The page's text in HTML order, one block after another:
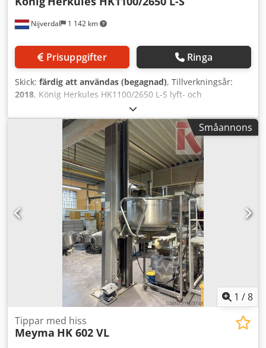
Nijverdal 1 142 km
Prisuppgifter Ringa
Skick: färdig att användas (begagnad), Tillverkningsår:
2018, König Herkules HK1100/2650 L-S lyft- och
tippanordning Dwsdpfxjv S D Dxo Akqoa
Upptagningsanordning för Kemper SP150 degbunkar
Urtagningsenhet Säkring med laserscanner Tillverkningsår
2018 Stationär version Max lastkapacitet 980 kg Totalhöjd
380 cm Tippningshöjd 257 cm med automatisk
smörjsystem för spindel
Småannons
1 /8
Tippar med hiss
Meyma HK 602 VL